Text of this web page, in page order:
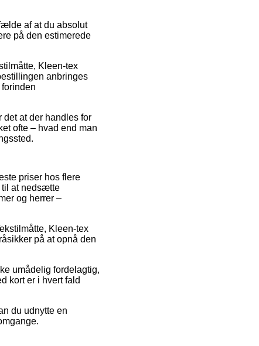
af at du absolut
på den estimerede
Kleen-tex
anbringes
at der handles for
ofte – hvad end man
priser hos flere
til at nedsætte
og herrer –
Kleen-tex
på at opnå den
umådelig fordelagtig,
kort er i hvert fald
du udnytte en